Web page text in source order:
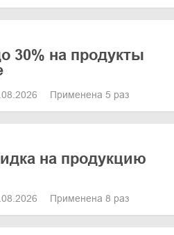
30% на продукты
Применена 5 раз
на продукцию
Применена 8 раз